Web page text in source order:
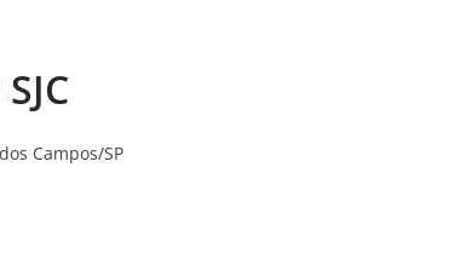
Campos/SP